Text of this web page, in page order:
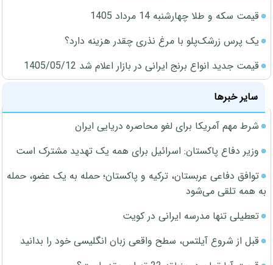
قیمت سکه و طلا چهارشنبه 14 مرداد 1405
یک پرس زرشک‌پلو با مرغ نذری چقدر هزینه دارد؟
قیمت جدید انواع برنج ایرانی در بازار اعلام شد 1405/05/12
سایر خبرها
شرط مهم آمریکا برای لغو محاصره دریایی ایران
وزیر دفاع پاکستان: اسرائیل برای همه یک تهدید مشترک است
توافق دفاعی عربستان، ترکیه و پاکستان؛ حمله به یک عضو، حمله
به همه تلقی می‌شود
تعطیلی تنها مدرسه ایرانی در کویت
قبل از شروع آیلتس، سطح واقعی زبان انگلیسی خود را بدانید